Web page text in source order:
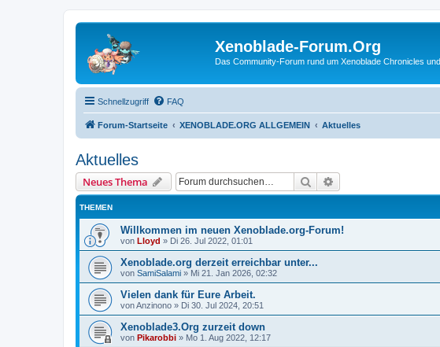
Xenoblade-Forum.Org
Das Community-Forum rund um Xenoblade Chronicles
Schnellzugriff FAQ
Forum-Startseite XENOBLADE.ORG ALLGEMEIN Aktuelles
Aktuelles
Neues Thema Suche
THEMEN
Willkommen im neuen Xenoblade.org-Forum!
von Lloyd » Di 26. Jul 2022, 01:01
Xenoblade.org derzeit erreichbar unter...
von SamiSalami » Mi 21. Jan 2026, 02:32
Vielen dank für Eure Arbeit.
vonAnzinono » Di 30. Jul 2024, 20:51
Xenoblade3.Org zurzeit down
von Pikarobbi » Mo 1. Aug 2022, 12:17